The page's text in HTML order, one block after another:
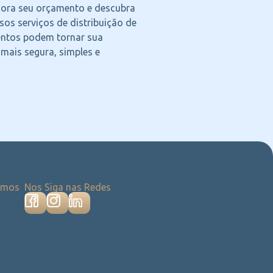
seu orçamento e descubra
serviços de distribuição de
podem tornar sua
segura, simples e
Nos Siga nas Redes